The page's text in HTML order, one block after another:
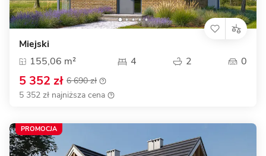
Miejski
155,06 m²
4 2 0
5 352 zł 6 690 zł
5 352 zł najniższa cena
PROMOCJA